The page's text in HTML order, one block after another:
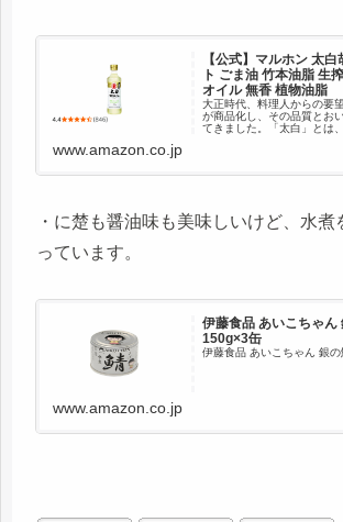
【公式】マルホン 太
ト ごま油 竹本油脂 生
オイル 無香 植物油脂
大正時代、料理人からの要
が商品化し、その品質とお
てきました。「太白」とは
www.amazon.co.jp
・に楚も醤油味も美味しいけど、水煮
っています。
伊藤食品 あいこちゃん
150g×3缶
伊藤食品 あいこちゃん 銀
www.amazon.co.jp